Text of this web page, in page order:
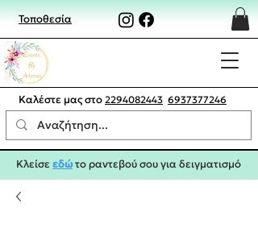
Τοποθεσία
Καλέστε μας στο 2294082443 6937377246
Κλείσεεδώτο ραντεβού σου για δειγματισμό